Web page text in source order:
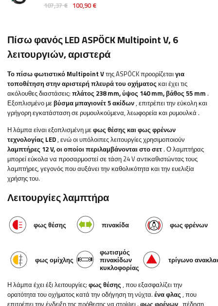
107,37 € 100,90 €
Πίσω φανός LED ASPÖCK Multipoint V, 6
λειτουργιών, αριστερά
Το πίσω φωτιστικό Multipoint Vτης ASPÖCK προορίζεταιγια
τοποθέτηση στην αριστερή πλευρά του οχήματοςκαι έχει τις
ακόλουθες διαστάσεις: πλάτος 238 mm, ύψος 140 mm, βάθος 55 mm .
Εξοπλισμένο με βύσμα μπαγιονέτ 5 ακίδων, επιτρέπει την εύκολη και
γρήγορη εγκατάστασησε ρυμουλκούμενα, λεωφορεία και ρυμουλκά .
Η λάμπα είναι εξοπλισμένη μεφως θέσης και φως φρένων
τεχνολογίας LED, ενώ οι υπόλοιπες λειτουργίες χρησιμοποιούν
λαμπτήρες 12 V, οι οποίοι περιλαμβάνονται στο σετ . Ο λαμπτήρας
μπορεί εύκολα να προσαρμοστεί σε τάση 24 V αντικαθιστώντας τους
λαμπτήρες, γεγονός που αυξάνει την καθολικότητα και την ευελιξία
χρήσης του.
Λειτουργίες λαμπτήρα
φως θέσης πινακίδα φως φρένων
φως ομίχλης
φωτισμός
πινακίδων
κυκλοφορίας
τρίγωνο
Η λάμπα έχει έξι λειτουργίες: φως θέσης, που εξασφαλίζει την
ορατότητα του οχήματος κατά την οδήγηση τη νύχτα. ένα φλας, που